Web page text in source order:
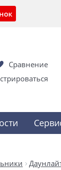
Сравнение